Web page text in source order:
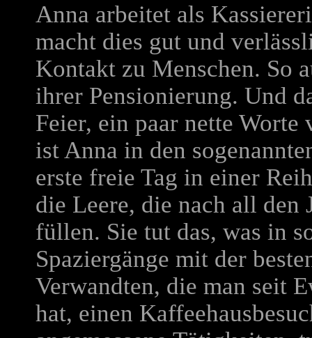
Anna arbeitet als
macht dies gut und
Kontakt zu Menschen. So
ihrer Pensionierung. Und
Feier, ein paar nette
ist Anna in den
erste freie Tag in einer
die Leere, die nach all den
füllen. Sie tut das, was in
Spaziergänge mit der
Verwandten, die man seit
hat, einen